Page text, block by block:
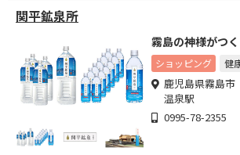
関平鉱泉所
霧島の神様がつ
ショッピング 健
鹿児島県霧島
温泉駅
0995-78-2355